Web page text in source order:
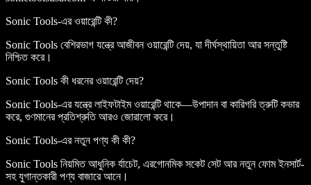
Sonic Tools-এর ওয়ারেন্টি কী?
Sonic Tools বেশিরভাগ যন্ত্রে আজীবন ওয়ারেন্টি দেয়, যা দীর্ঘস্থায়িতা আর সন্তুষ্টি
নিশ্চিত করে।
Sonic Tools কী ধরনের ওয়ারেন্টি দেয়?
Sonic Tools-এর যন্ত্রে লাইফটাইম ওয়ারেন্টি থাকে—উপাদান বা কারিগরি ত্রুটি কভার
করে, গুণমানের প্রতিশ্রুতি আরও জোরালো করে।
Sonic Tools-এর নতুন পণ্য কী কী?
Sonic Tools নিয়মিত আধুনিক র্যাচেট, এরগোনমিক সকেট সেট আর নতুন ফোম ইনসার্ট-
সহ যুগান্তকারী পণ্য বাজারে আনে।